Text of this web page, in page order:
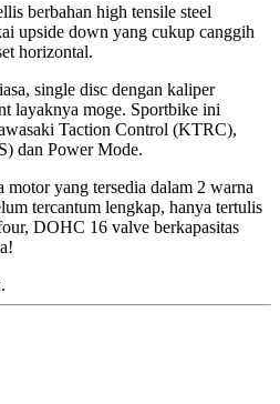
berbahan high tensile steel
upside down yang cukup canggih
horizontal.
single disc dengan kaliper
layaknya moge. Sportbike ini
Taction Control (KTRC),
dan Power Mode.
motor yang tersedia dalam 2 warna
tercantum lengkap, hanya tertulis
DOHC 16 valve berkapasitas